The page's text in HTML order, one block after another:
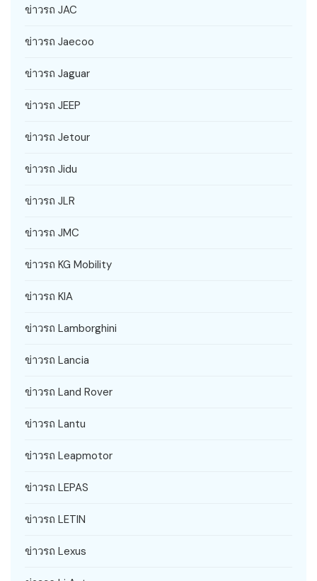
ข่าวรถ JAC
ข่าวรถ Jaecoo
ข่าวรถ Jaguar
ข่าวรถ JEEP
ข่าวรถ Jetour
ข่าวรถ Jidu
ข่าวรถ JLR
ข่าวรถ JMC
ข่าวรถ KG Mobility
ข่าวรถ KIA
ข่าวรถ Lamborghini
ข่าวรถ Lancia
ข่าวรถ Land Rover
ข่าวรถ Lantu
ข่าวรถ Leapmotor
ข่าวรถ LEPAS
ข่าวรถ LETIN
ข่าวรถ Lexus